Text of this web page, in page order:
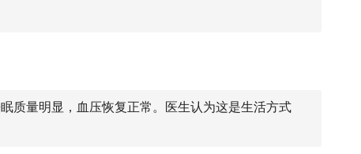
质量明显，血压恢复正常。医生认为这是生活方式